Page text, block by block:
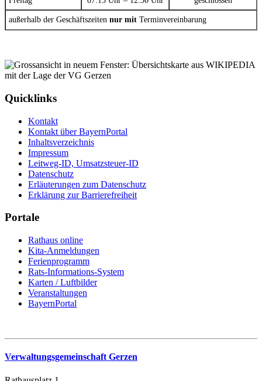
außerhalb der Geschäftszeiten nur mit Terminvereinbarung
Quicklinks
Kontakt
Kontakt über BayernPortal
Inhaltsverzeichnis
Impressum
Leitweg-ID, Umsatzsteuer-ID
Datenschutz
Erläuterungen zum Datenschutz
Erklärung zur Barrierefreiheit
Portale
Rathaus online
Kita-Anmeldungen
Ferienprogramm
Rats-Informations-System
Karten / Luftbilder
Veranstaltungen
BayernPortal
Verwaltungsgemeinschaft Gerzen